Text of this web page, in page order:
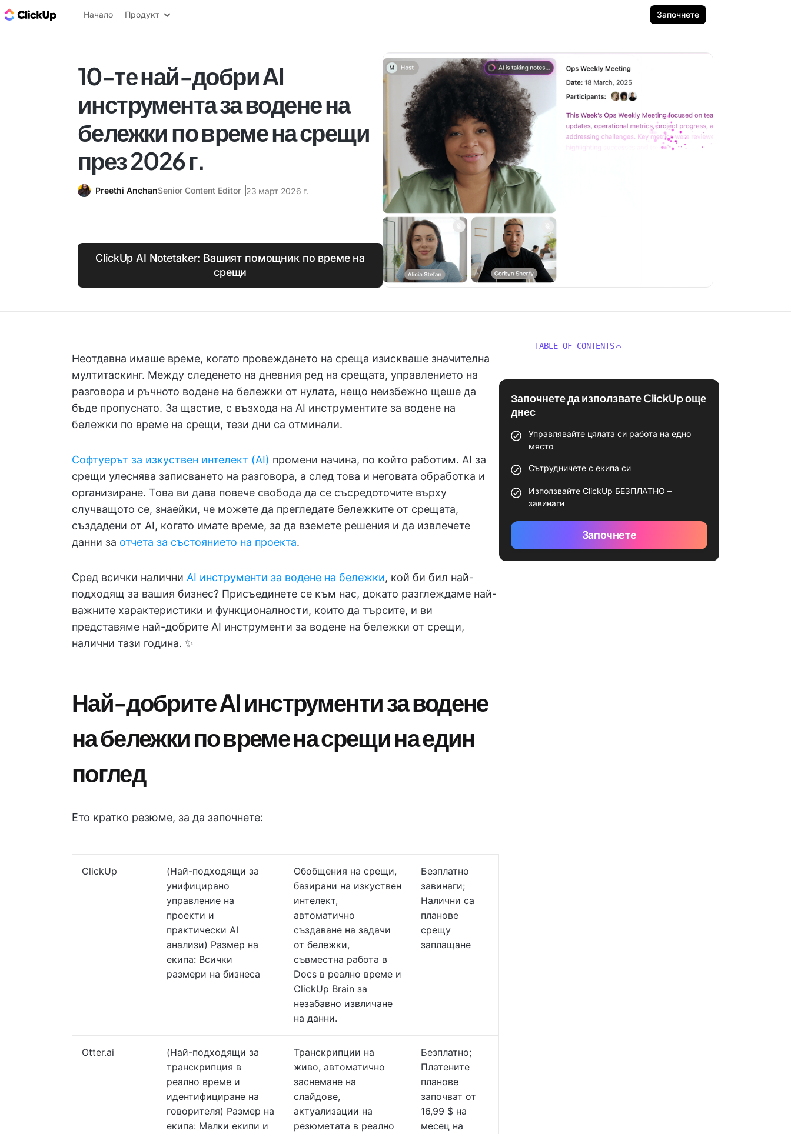
ClickUp блог
Начало Продукт Започнете
10-те най-добри AI
инструмента за водене на
бележки по време на срещи
през 2026 г.
Preethi AnchanSenior Content Editor 23 март 2026 г.
ClickUp AI Notetaker: Вашият помощник по време на
срещи
Неотдавна имаше време, когато провеждането на среща изискваше значителна
мултитаскинг. Между следенето на дневния ред на срещата, управлението на
разговора и ръчното водене на бележки от нулата, нещо неизбежно щеше да
бъде пропуснато. За щастие, с възхода на AI инструментите за водене на
бележки по време на срещи, тези дни са отминали.
Софтуерът за изкуствен интелект (AI) промени начина, по който работим. AI за
срещи улеснява записването на разговора, а след това и неговата обработка и
организиране. Това ви дава повече свобода да се съсредоточите върху
случващото се, знаейки, че можете да прегледате бележките от срещата,
създадени от AI, когато имате време, за да вземете решения и да извлечете
данни за отчета за състоянието на проекта.
Сред всички налични AI инструменти за водене на бележки, кой би бил най-
подходящ за вашия бизнес? Присъединете се към нас, докато разглеждаме най-
важните характеристики и функционалности, които да търсите, и ви
представяме най-добрите AI инструменти за водене на бележки от срещи,
налични тази година. ✨
Най-добрите AI инструменти за водене
на бележки по време на срещи на един
поглед
Ето кратко резюме, за да започнете:
ClickUp
(Най-подходящи за
унифицирано
управление на
проекти и
практически AI
анализи) Размер на
екипа: Всички
размери на бизнеса
Обобщения на срещи,
базирани на изкуствен
интелект,
автоматично
създаване на задачи
от бележки,
съвместна работа в
Docs в реално време и
ClickUp Brain за
незабавно извличане
на данни.
Безплатно
завинаги;
Налични са
планове
срещу
заплащане
Otter.ai
(Най-подходящи за
транскрипция в
реално време и
идентифициране на
говорителя) Размер на
екипа: Малки екипи и
Транскрипции на
живо, автоматично
заснемане на
слайдове,
актуализации на
резюметата в реално
Безплатно;
Платените
планове
започват от
16,99 $ на
месец на
TABLE OF CONTENTS
Започнете да използвате ClickUp още
днес
Управлявайте цялата си работа на едно
място
Сътрудничете с екипа си
Използвайте ClickUp БЕЗПЛАТНО –
завинаги
Започнете